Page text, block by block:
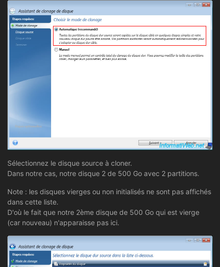
Sélectionnez le disque source à cloner.
Dans notre cas, notre disque 2 de 500 Go avec 2 partitions.
Note : les disques vierges ou non initialisés ne sont pas affichés
dans cette liste.
D'où le fait que notre 2ème disque de 500 Go qui est vierge
(car nouveau) n'apparaisse pas ici.